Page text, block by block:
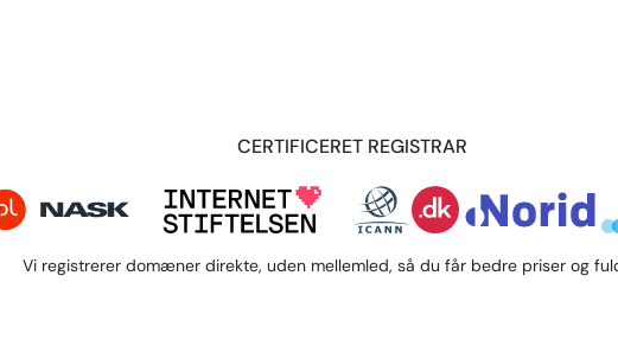
CERTIFICERET REGISTRAR
Vi registrerer domæner direkte, uden mellemled, så du får bedre priser og